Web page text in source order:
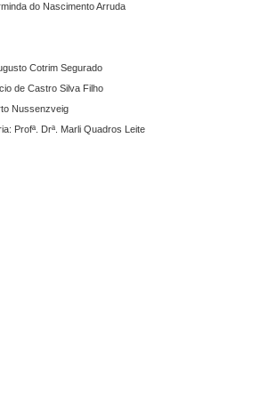
do Nascimento Arruda
Cotrim Segurado
de Castro Silva Filho
Nussenzveig
Profª. Drª. Marli Quadros Leite